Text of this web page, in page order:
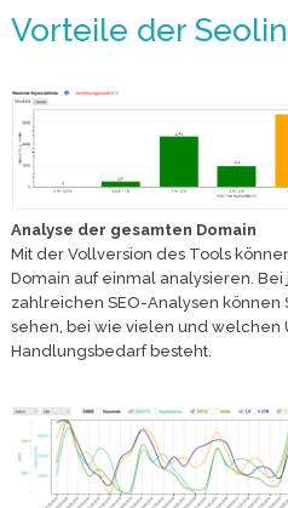
Vorteile der
Analyse der gesamten Domain
Mit der Vollversion des Tools
Domain auf einmal analysieren.
zahlreichen SEO-Analysen können
sehen, bei wie vielen und welchen
Handlungsbedarf besteht.